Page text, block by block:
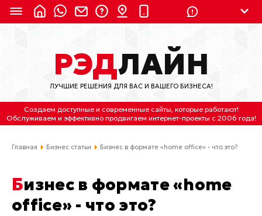
8 (800) 550-9899 (с 2:30 до 11:30 по
Мск)
Бесплатно по России
(4212) 658-653
(4212) 637-673
Отдельный вход \ Левый торец здания
Пн-пт. с 9:30 до 18:30 (по Хбк)
РЭДЛАЙН
ЛУЧШИЕ РЕШЕНИЯ ДЛЯ ВАС И ВАШЕГО БИЗНЕСА!
Создаем доступные и современные сайты, которые работают!
Обслуживаем и эффективно продвигаем интернет-проекты с 2006 года!
Главная Бизнес статьи Бизнес в формате «home office» - что это?
Бизнес в формате «home
office» - что это?